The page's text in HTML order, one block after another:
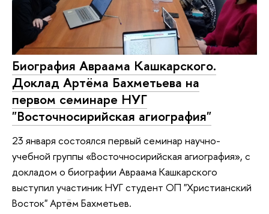
Биография Авраама Кашкарского.
Доклад Артёма Бахметьева на
первом семинаре НУГ
"Восточносирийская агиография"
23 января состоялся первый семинар научно-
учебной группы «Восточносирийская агиография», с
докладом о биографии Авраама Кашкарского
выступил участиник НУГ студент ОП "Христианский
Восток" Артём Бахметьев.